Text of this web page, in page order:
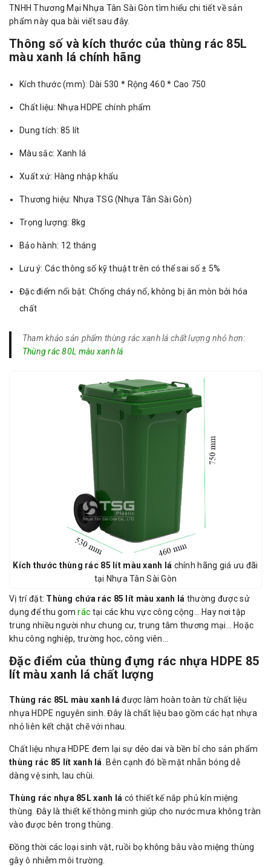
TNHH Thương Mại Nhựa Tân Sài Gòn tìm hiểu chi tiết về sản
phẩm này qua bài viết sau đây.
Thông số và kích thước của thùng rác 85L
màu xanh lá chính hãng
Kích thước (mm): Dài 530 * Rộng 460 * Cao 750
Chất liệu: Nhựa HDPE chính phẩm
Dung tích: 85 lít
Màu sắc: Xanh lá
Xuất xứ: Hàng nhập khẩu
Thương hiệu: Nhựa TSG (Nhựa Tân Sài Gòn)
Trọng lượng: 8kg
Bảo hành: 12 tháng
Lưu ý: Các thông số kỹ thuật trên có thể sai số ± 5%
Đặc điểm nổi bật: Chống cháy nổ, không bị ăn mòn bởi hóa
chất
Tham khảo sản phẩm thùng rác xanh lá chất lượng nhỏ hơn:
Thùng rác 80L màu xanh lá
Kích thước thùng rác 85 lít màu xanh lá chính hãng giá ưu đãi
tại Nhựa Tân Sài Gòn
Vị trí đặt: Thùng chứa rác 85 lít màu xanh lá thường được sử
dụng để thu gomrác tại các khu vực công cộng… Hay nơi tập
trung nhiều người như chung cư, trung tâm thương mại… Hoặc
khu công nghiệp, trường học, công viên…
Đặc điểm của thùng đựng rác nhựa HDPE 85
lít màu xanh lá chất lượng
Thùng rác 85L màu xanh láđược làm hoàn toàn từ chất liệu
nhựa HDPE nguyên sinh. Đây là chất liệu bao gồm các hạt nhựa
nhỏ liên kết chặt chẽ với nhau.
Chất liệu nhựa HDPE đem lại sự dẻo dai và bền bỉ cho sản phẩm
thùng rác 85 lít xanh lá. Bên cạnh đó bề mặt nhẵn bóng dễ
dàng vệ sinh, lau chùi.
Thùng rác nhựa 85L xanh lá có thiết kế nắp phủ kín miệng
thùng. Đây là thiết kế thông minh giúp cho nước mưa không tràn
vào được bên trong thùng.
Đồng thời các loại sinh vật, ruồi bọ không bâu vào miệng thùng
gây ô nhiễm môi trường.